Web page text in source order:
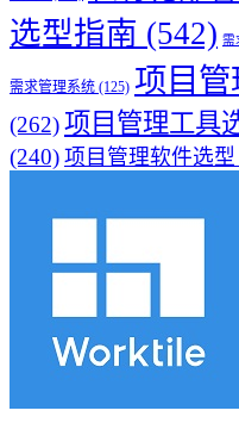
选型指南 (542) 需
需求管理系统 (125) 项目管
(262)项目管理工具
(240) 项目管理软件选型